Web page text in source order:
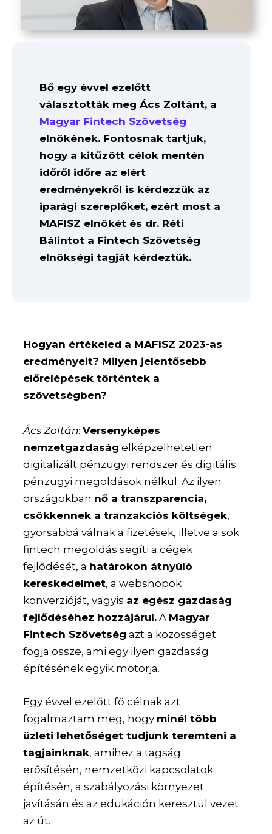
Bő egy évvel ezelőtt
választották meg Ács Zoltánt, a
Magyar Fintech Szövetség
elnökének. Fontosnak tartjuk,
hogy a kitűzött célok mentén
időről időre az elért
eredményekről is kérdezzük az
iparági szereplőket, ezért most a
MAFISZ elnökét és dr. Réti
Bálintot a Fintech Szövetség
elnökségi tagját kérdeztük.
Hogyan értékeled a MAFISZ 2023-as
eredményeit? Milyen jelentősebb
előrelépések történtek a
szövetségben?
Ács Zoltán:Versenyképes
nemzetgazdaság elképzelhetetlen
digitalizált pénzügyi rendszer és digitális
pénzügyi megoldások nélkül. Az ilyen
országokban nő a transzparencia,
csökkennek a tranzakciós költségek,
gyorsabbá válnak a fizetések, illetve a sok
fintech megoldás segíti a cégek
fejlődését, a határokon átnyúló
kereskedelmet, a webshopok
konverzióját, vagyis az egész gazdaság
fejlődéséhez hozzájárul. A Magyar
Fintech Szövetség azt a közösséget
fogja össze, ami egy ilyen gazdaság
építésének egyik motorja.
Egy évvel ezelőtt fő célnak azt
fogalmaztam meg, hogy minél több
üzleti lehetőséget tudjunk teremteni a
tagjainknak, amihez a tagság
erősítésén, nemzetközi kapcsolatok
építésén, a szabályozási környezet
javításán és az edukáción keresztül vezet
az út.